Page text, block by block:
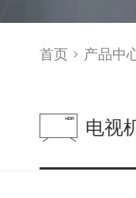
首页 产品中
电视